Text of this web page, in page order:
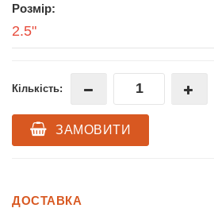
Розмір:
2.5"
Кількість:
ЗАМОВИТИ
ДОСТАВКА